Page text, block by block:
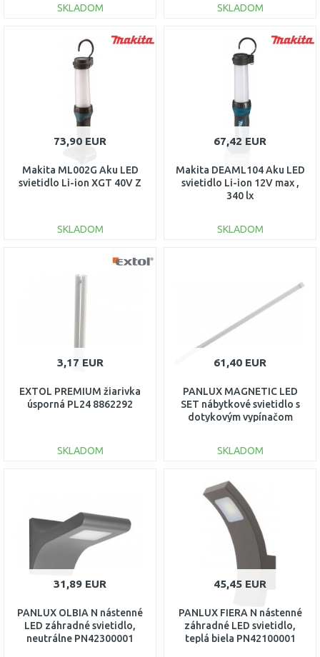
SKLADOM
DO KOŠÍKA
Porovnať
SKLADOM
DO KOŠÍKA
Porovnať
73,90 EUR
Makita ML002G Aku LED
svietidlo Li-ion XGT 40V Z
SKLADOM
DO KOŠÍKA
Porovnať
67,42 EUR
Makita DEAML104 Aku LED
svietidlo Li-ion 12V max ,
340 lx
SKLADOM
3,17 EUR
EXTOL PREMIUM žiarivka
úsporná PL24 8862292
SKLADOM
61,40 EUR
PANLUX MAGNETIC LED
SET nábytkové svietidlo s
dotykovým vypínačom
SKLADOM
DO KOŠÍKA
Porovnať
31,89 EUR
PANLUX OLBIA N nástenné
LED záhradné svietidlo,
neutrálne PN42300001
45,45 EUR
PANLUX FIERA N nástenné
záhradné LED svietidlo,
teplá biela PN42100001